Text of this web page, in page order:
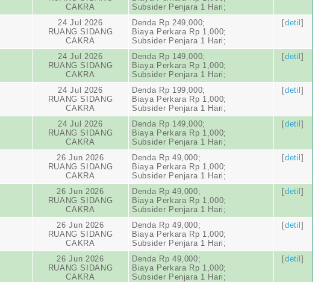
CAKRA
Subsider Penjara 1 Hari;
24 Jul 2026
RUANG SIDANG
CAKRA
Denda Rp 249,000;
Biaya Perkara Rp 1,000;
Subsider Penjara 1 Hari;
[detil]
24 Jul 2026
RUANG SIDANG
CAKRA
Denda Rp 149,000;
Biaya Perkara Rp 1,000;
Subsider Penjara 1 Hari;
[detil]
24 Jul 2026
RUANG SIDANG
CAKRA
Denda Rp 199,000;
Biaya Perkara Rp 1,000;
Subsider Penjara 1 Hari;
[detil]
24 Jul 2026
RUANG SIDANG
CAKRA
Denda Rp 149,000;
Biaya Perkara Rp 1,000;
Subsider Penjara 1 Hari;
[detil]
26 Jun 2026
RUANG SIDANG
CAKRA
Denda Rp 49,000;
Biaya Perkara Rp 1,000;
Subsider Penjara 1 Hari;
[detil]
26 Jun 2026
RUANG SIDANG
CAKRA
Denda Rp 49,000;
Biaya Perkara Rp 1,000;
Subsider Penjara 1 Hari;
[detil]
26 Jun 2026
RUANG SIDANG
CAKRA
Denda Rp 49,000;
Biaya Perkara Rp 1,000;
Subsider Penjara 1 Hari;
[detil]
26 Jun 2026
RUANG SIDANG
CAKRA
Denda Rp 49,000;
Biaya Perkara Rp 1,000;
Subsider Penjara 1 Hari;
[detil]